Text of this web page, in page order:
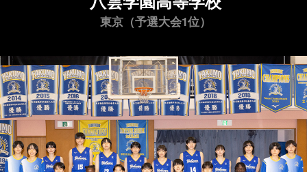
東京（予選大会1位）